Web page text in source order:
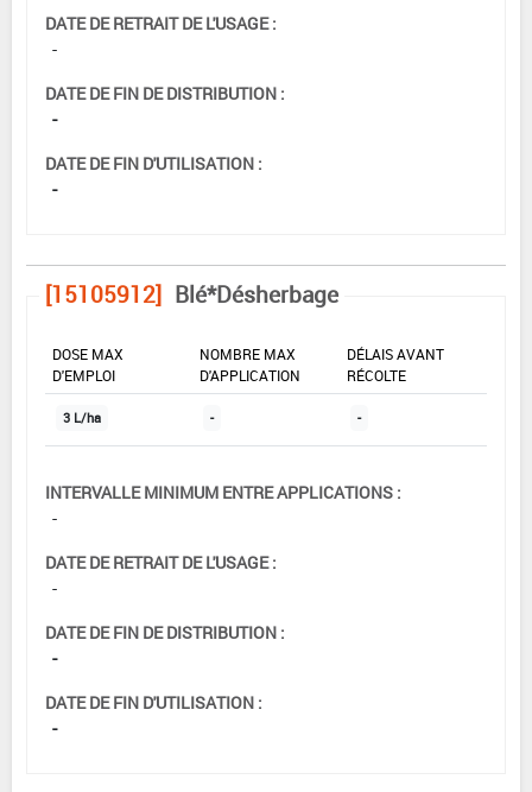
DATE DE RETRAIT DE L'USAGE :
-
DATE DE FIN DE DISTRIBUTION :
-
DATE DE FIN D'UTILISATION :
-
[15105912] Blé*Désherbage
DOSE MAX
D'EMPLOI
NOMBRE MAX
D'APPLICATION
DÉLAIS AVANT
RÉCOLTE
3 L/ha - -
INTERVALLE MINIMUM ENTRE APPLICATIONS :
-
DATE DE RETRAIT DE L'USAGE :
-
DATE DE FIN DE DISTRIBUTION :
-
DATE DE FIN D'UTILISATION :
-